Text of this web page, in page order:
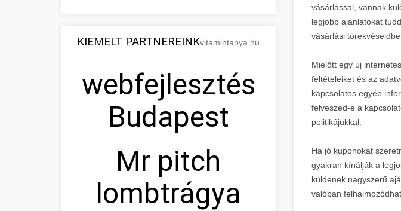
KIEMELT PARTNEREINKvitamintanya.hu
webfejlesztés
Budapest
Mr pitch
lombtrágya
vásárlással, vannak
legjobb ajánlatokat
vásárlási
Mielőtt egy új
feltételeiket és az
kapcsolatos egyéb
felveszed-e a
politikájukkal.
Ha jó kuponokat
gyakran kínálják a
küldenek nagyszerű
valóban